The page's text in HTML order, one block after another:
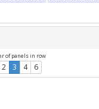
of panels in row
2 3 4 6